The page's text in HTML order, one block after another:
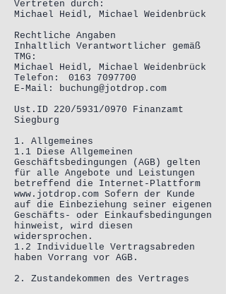
Vertreten durch:
Michael Heidl, Michael Weidenbrück
Rechtliche Angaben
Inhaltlich Verantwortlicher gemäß
TMG:
Michael Heidl, Michael Weidenbrück
Telefon: 0163 7097700
E-Mail: buchung@jotdrop.com
Ust.ID 220/5931/0970 Finanzamt
Siegburg
1. Allgemeines
1.1 Diese Allgemeinen
Geschäftsbedingungen (AGB) gelten
für alle Angebote und Leistungen
betreffend die Internet-Plattform
www.jotdrop.com Sofern der Kunde
auf die Einbeziehung seiner eigenen
Geschäfts- oder Einkaufsbedingungen
hinweist, wird diesen
widersprochen.
1.2 Individuelle Vertragsabreden
haben Vorrang vor AGB.
2. Zustandekommen des Vertrages